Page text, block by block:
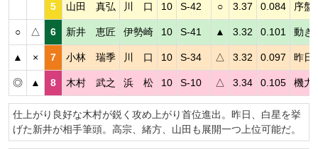
5 山田 真弘 川 口 10 S-42 ○ 3.37 0.084 序盤
○ △ 6 新井 恵匠 伊勢崎 10 S-41 ▲ 3.32 0.101 動き
▲ × 7 小林 瑞季 川 口 10 S-34 △ 3.32 0.097 昨日
◎ ▲ 8 木村 武之 浜 松 10 S-10 △ 3.34 0.105 機力
仕上がり良好な木村が鋭く攻め上がり首位進出。昨日、白星を挙
げた新井が相手筆頭。高宗、緒方、山田も展開一つ上位可能だ。